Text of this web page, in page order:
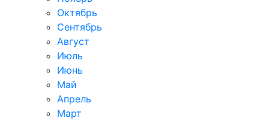
Октябрь
Сентябрь
Август
Июль
Июнь
Май
Апрель
Март